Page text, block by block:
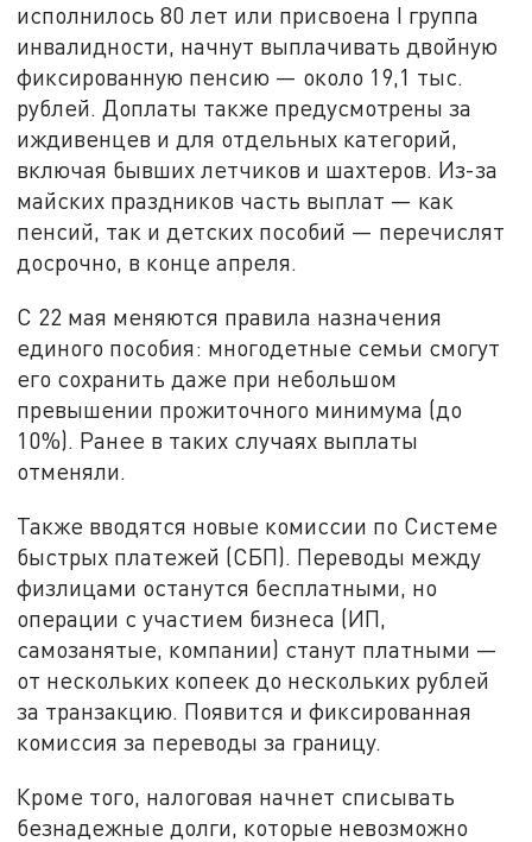
исполнилось 80 лет или присвоена I группа
инвалидности, начнут выплачивать двойную
фиксированную пенсию — около 19,1 тыс.
рублей. Доплаты также предусмотрены за
иждивенцев и для отдельных категорий,
включая бывших летчиков и шахтеров. Из-за
майских праздников часть выплат — как
пенсий, так и детских пособий — перечислят
досрочно, в конце апреля.
С 22 мая меняются правила назначения
единого пособия: многодетные семьи смогут
его сохранить даже при небольшом
превышении прожиточного минимума (до
10%). Ранее в таких случаях выплаты
отменяли.
Также вводятся новые комиссии по Системе
быстрых платежей (СБП). Переводы между
физлицами останутся бесплатными, но
операции с участием бизнеса (ИП,
самозанятые, компании) станут платными —
от нескольких копеек до нескольких рублей
за транзакцию. Появится и фиксированная
комиссия за переводы за границу.
Кроме того, налоговая начнет списывать
безнадежные долги, которые невозможно